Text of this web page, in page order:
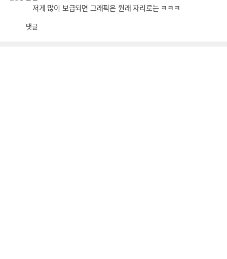
저게 많이 보급되면 그래픽은 원래 자리로는 ㅋㅋㅋ
댓글